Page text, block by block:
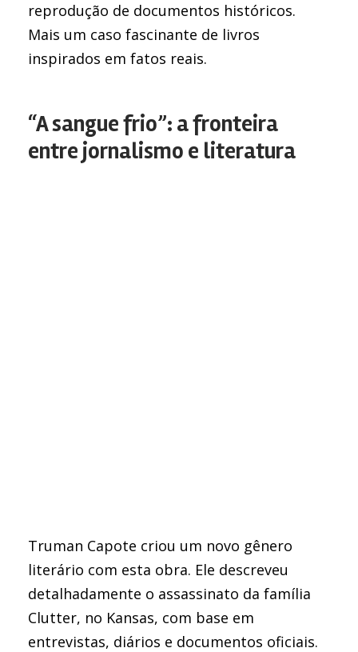
reprodução de documentos históricos.
Mais um caso fascinante de livros
inspirados em fatos reais.
“A sangue frio”: a fronteira
entre jornalismo e literatura
Truman Capote criou um novo gênero
literário com esta obra. Ele descreveu
detalhadamente o assassinato da família
Clutter, no Kansas, com base em
entrevistas, diários e documentos oficiais.